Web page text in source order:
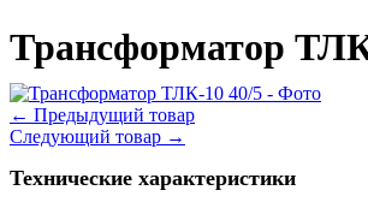
Трансформатор
← Предыдущий товар
Следующий товар →
Технические характеристики